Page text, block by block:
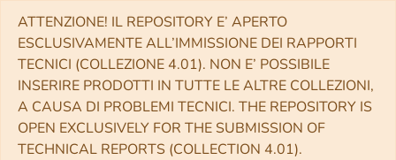
ATTENZIONE! IL REPOSITORY E’ APERTO
ESCLUSIVAMENTE ALL’IMMISSIONE DEI RAPPORTI
TECNICI (COLLEZIONE 4.01). NON E’ POSSIBILE
INSERIRE PRODOTTI IN TUTTE LE ALTRE COLLEZIONI,
A CAUSA DI PROBLEMI TECNICI. THE REPOSITORY IS
OPEN EXCLUSIVELY FOR THE SUBMISSION OF
TECHNICAL REPORTS (COLLECTION 4.01).